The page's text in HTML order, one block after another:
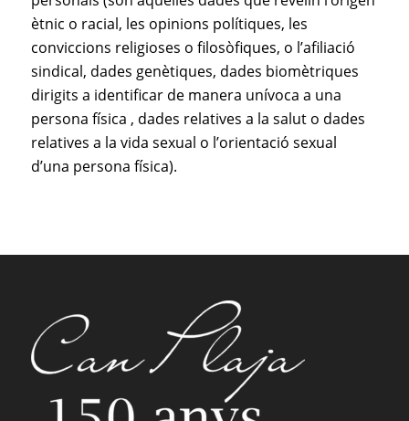
ètnic o racial, les opinions polítiques, les
conviccions religioses o filosòfiques, o l’afiliació
sindical, dades genètiques, dades biomètriques
dirigits a identificar de manera unívoca a una
persona física , dades relatives a la salut o dades
relatives a la vida sexual o l’orientació sexual
d’una persona física).